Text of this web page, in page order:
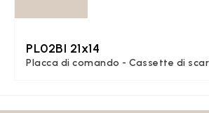
PL02BI 21x14
Placca di comando - Cassette di